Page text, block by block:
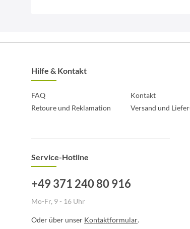
Service-Hotline
+49 371 240 80 916
Mo-Fr, 9 - 16 Uhr
Oder über unser Kontaktformular.
Hilfe & Kontakt
FAQ Kontakt
Retoure und Reklamation
Versand und